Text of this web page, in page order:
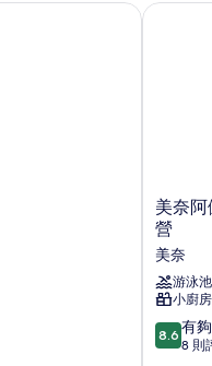
美
奈
阿
佩
克
曼
德
拉
美奈
營
美奈
游泳池
小廚房
8.6
分，
8.6 有
8 則
美奈阿